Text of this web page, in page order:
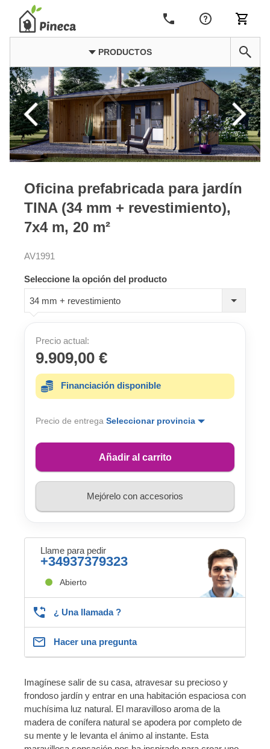
PRODUCTOS
Oficina prefabricada para jardín
TINA (34 mm + revestimiento),
7x4 m, 20 m²
AV1991
Seleccione la opción del producto
34 mm + revestimiento
Precio actual:
9.909,00 €
Financiación disponible
Precio de entrega Seleccionar provincia
Añadir al carrito
Mejórelo con accesorios
Llame para pedir
+34937379323
Abierto
¿ Una llamada ?
Hacer una pregunta
Imagínese salir de su casa, atravesar su precioso y
frondoso jardín y entrar en una habitación espaciosa con
muchísima luz natural. El maravilloso aroma de la
madera de conífera natural se apodera por completo de
su mente y le levanta el ánimo al instante. Esta